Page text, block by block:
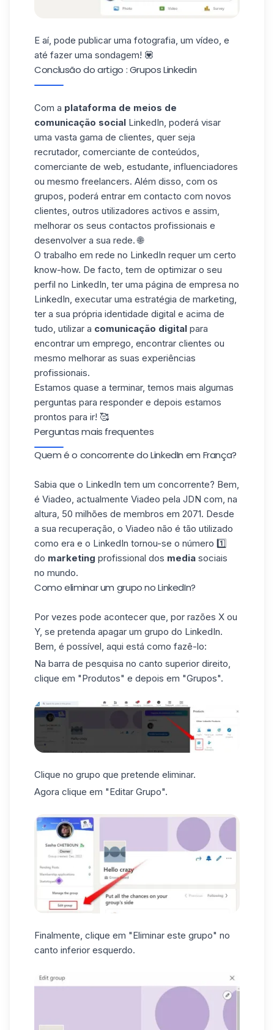
E aí, pode publicar uma fotografia, um vídeo, e
até fazer uma sondagem! 💟
Conclusão do artigo : Grupos Linkedin
Com a plataforma de meios de
comunicação social LinkedIn, poderá visar
uma vasta gama de clientes, quer seja
recrutador, comerciante de conteúdos,
comerciante de web, estudante, influenciadores
ou mesmo freelancers. Além disso, com os
grupos, poderá entrar em contacto com novos
clientes, outros utilizadores activos e assim,
melhorar os seus contactos profissionais e
desenvolver a sua rede. 🌐
O trabalho em rede no LinkedIn requer um certo
know-how. De facto, tem de optimizar o seu
perfil no LinkedIn, ter uma página de empresa no
LinkedIn, executar uma estratégia de marketing,
ter a sua própria identidade digital e acima de
tudo, utilizar a comunicação digital para
encontrar um emprego, encontrar clientes ou
mesmo melhorar as suas experiências
profissionais.
Estamos quase a terminar, temos mais algumas
perguntas para responder e depois estamos
prontos para ir! 🥰
Perguntas mais frequentes
Quem é o concorrente do LinkedIn em França?
Sabia que o LinkedIn tem um concorrente? Bem,
é Viadeo, actualmente Viadeo pela JDN com, na
altura, 50 milhões de membros em 2071. Desde
a sua recuperação, o Viadeo não é tão utilizado
como era e o LinkedIn tornou-se o número 1️⃣
do marketing profissional dos media sociais
no mundo.
Como eliminar um grupo no LinkedIn?
Por vezes pode acontecer que, por razões X ou
Y, se pretenda apagar um grupo do LinkedIn.
Bem, é possível, aqui está como fazê-lo:
Na barra de pesquisa no canto superior direito,
clique em "Produtos" e depois em "Grupos".
Clique no grupo que pretende eliminar.
Agora clique em "Editar Grupo".
Finalmente, clique em "Eliminar este grupo" no
canto inferior esquerdo.